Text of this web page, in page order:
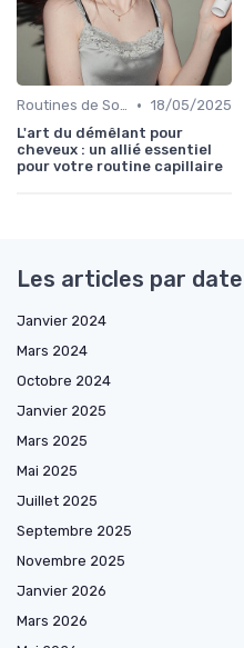
Routines de Soins Capillaires • 18/05/2025
L'art du démêlant pour
cheveux : un allié essentiel
pour votre routine capillaire
Les articles par date
Janvier 2024
Mars 2024
Octobre 2024
Janvier 2025
Mars 2025
Mai 2025
Juillet 2025
Septembre 2025
Novembre 2025
Janvier 2026
Mars 2026